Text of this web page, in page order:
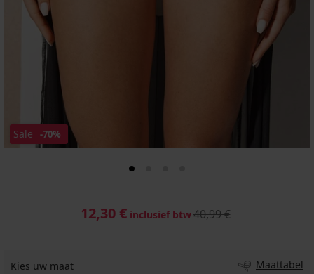
Sale -70%
12,30 € inclusief btw40,99 €
Kies uw maat Maattabel